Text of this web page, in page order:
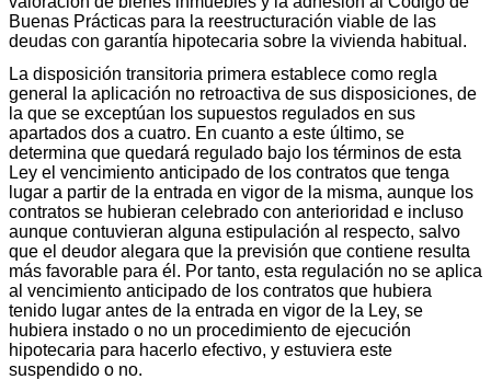
Buenas Prácticas para la reestructuración viable de las
deudas con garantía hipotecaria sobre la vivienda habitual.
La disposición transitoria primera establece como regla
general la aplicación no retroactiva de sus disposiciones, de
la que se exceptúan los supuestos regulados en sus
apartados dos a cuatro. En cuanto a este último, se
determina que quedará regulado bajo los términos de esta
Ley el vencimiento anticipado de los contratos que tenga
lugar a partir de la entrada en vigor de la misma, aunque los
contratos se hubieran celebrado con anterioridad e incluso
aunque contuvieran alguna estipulación al respecto, salvo
que el deudor alegara que la previsión que contiene resulta
más favorable para él. Por tanto, esta regulación no se aplica
al vencimiento anticipado de los contratos que hubiera
tenido lugar antes de la entrada en vigor de la Ley, se
hubiera instado o no un procedimiento de ejecución
hipotecaria para hacerlo efectivo, y estuviera este
suspendido o no.